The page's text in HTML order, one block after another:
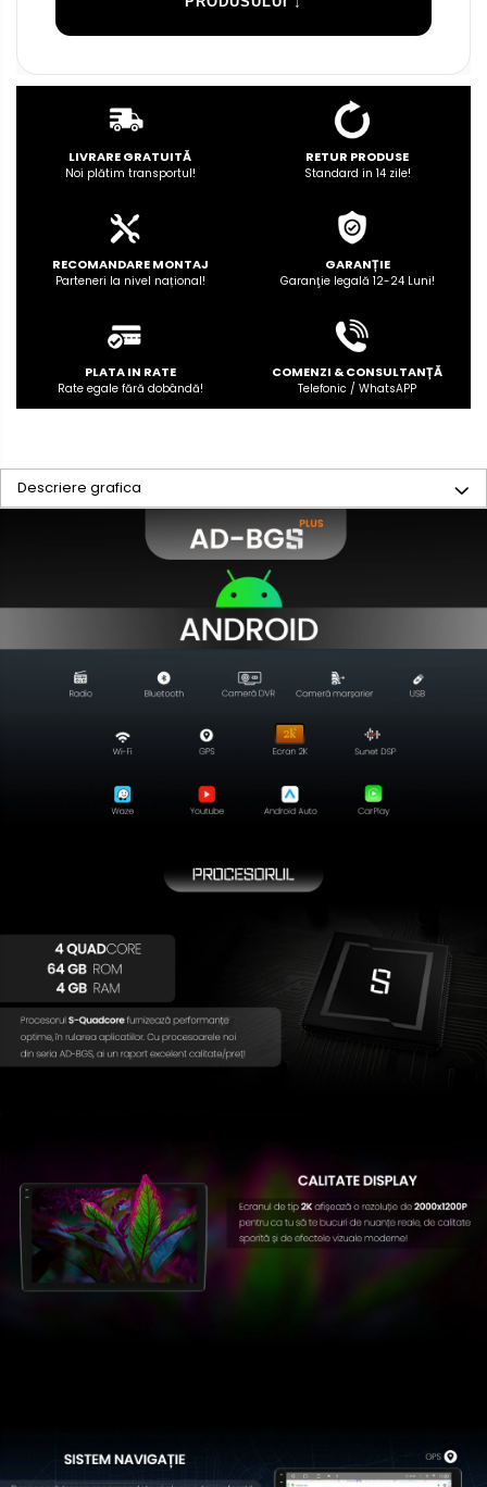
LIVRARE GRATUITĂ
Noi plătim transportul!
RETUR PRODUSE
Standard in 14 zile!
RECOMANDARE MONTAJ
Parteneri la nivel național!
GARANȚIE
Garanţie legală 12-24 Luni!
PLATA IN RATE
Rate egale fără dobândă!
COMENZI & CONSULTANȚĂ
Telefonic / WhatsAPP
Descriere grafica